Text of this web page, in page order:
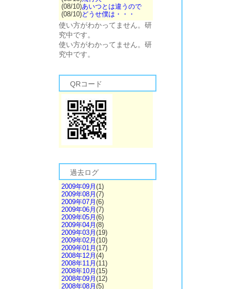
(08/10)あいつとは違うので
(08/10)どうせ僕は・・・
使い方がわかってません。研
究中です。
使い方がわかってません。研
究中です。
QRコード
過去ログ
2009年09月 (1)
2009年08月 (7)
2009年07月 (6)
2009年06月 (7)
2009年05月 (6)
2009年04月 (8)
2009年03月 (19)
2009年02月 (10)
2009年01月 (17)
2008年12月 (4)
2008年11月 (11)
2008年10月 (15)
2008年09月 (12)
2008年08月 (5)